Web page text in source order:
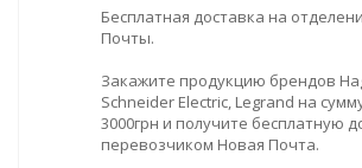
Бесплатная доставка на
Почты.
Закажите продукцию брендов
Schneider Electric, Legrand на
3000грн и получите бесплатную
перевозчиком Новая Почта.